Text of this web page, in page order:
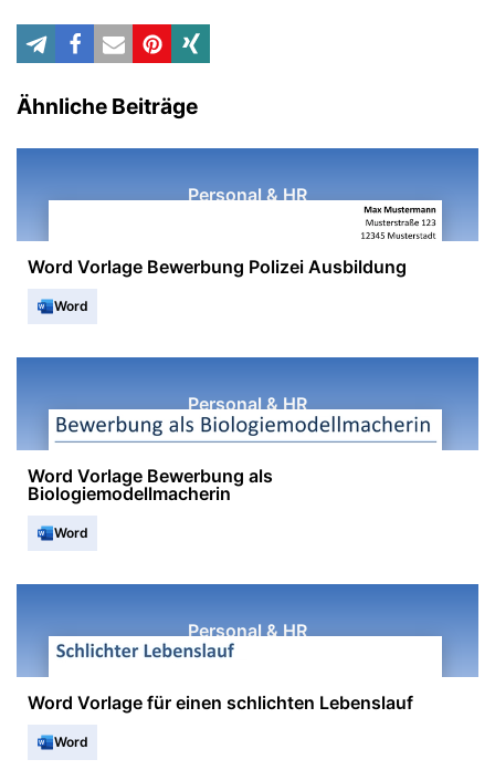
Ähnliche Beiträge
Personal & HR
Word Vorlage Bewerbung Polizei Ausbildung
Word
Personal & HR
Word Vorlage Bewerbung als
Biologiemodellmacherin
Word
Personal & HR
Word Vorlage für einen schlichten Lebenslauf
Word